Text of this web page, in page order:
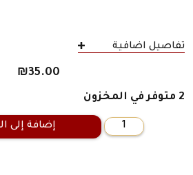
تفاصيل اضافية
₪35.00
2 متوفر في المخزون
كمية
إضافة إلى